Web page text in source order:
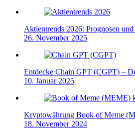
Aktientrends 2026: Prognosen
26. November 2025
Entdecke Chain GPT (CGPT) –
10. Januar 2025
Kryptowährung Book of Meme
18. November 2024